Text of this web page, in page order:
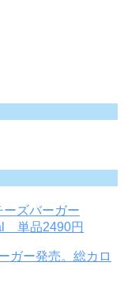
ガー発売。総カロ